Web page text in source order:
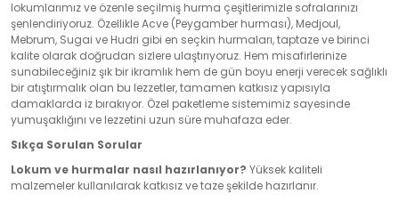
lokumlarımız ve özenle seçilmiş hurma çeşitlerimizle sofralarınızı
şenlendiriyoruz. Özellikle Acve (Peygamber hurması), Medjoul,
Mebrum, Sugai ve Hudri gibi en seçkin hurmaları, taptaze ve birinci
kalite olarak doğrudan sizlere ulaştırıyoruz. Hem misafirlerinize
sunabileceğiniz şık bir ikramlık hem de gün boyu enerji verecek sağlıklı
bir atıştırmalık olan bu lezzetler, tamamen katkısız yapısıyla
damaklarda iz bırakıyor. Özel paketleme sistemimiz sayesinde
yumuşaklığını ve lezzetini uzun süre muhafaza eder.
Sıkça Sorulan Sorular
Lokum ve hurmalar nasıl hazırlanıyor? Yüksek kaliteli
malzemeler kullanılarak katkısız ve taze şekilde hazırlanır.